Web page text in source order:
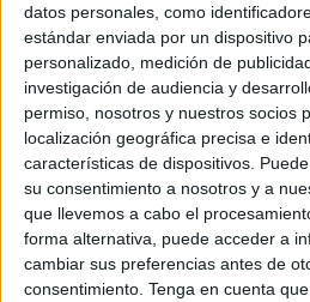
datos personales, como
estándar enviada por un dispositivo
personalizado, medición de
investigación de audiencia y
permiso, nosotros y nuestros socios
localización geográfica precisa e
características de dispositivos.
su consentimiento a nosotros y a
que llevemos a cabo el
forma alternativa, puede acceder a
cambiar sus preferencias antes de
consentimiento. Tenga en cuenta
Usar cuarzo para deshacerte de las
técnica utilizada desde tiempos
muy efectiva.
Inspirando el